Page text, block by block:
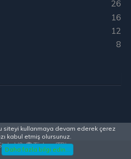
26
16
12
8
V2 Türkçe (TR)
siteyi kullanmaya devam ederek çerez
kabul etmiş olursunuz.
Daha fazla bilgi edin…